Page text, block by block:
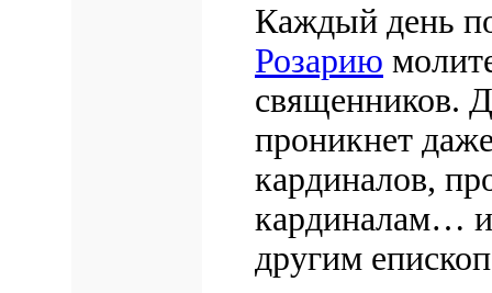
Каждый день
Розарию
священников.
проникнет
кардиналов,
кардиналам…
другим